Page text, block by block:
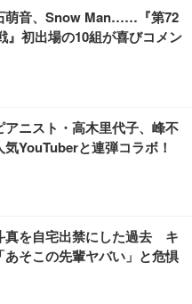
萌音、Snow Man……『第72
』初出場の10組が喜びコメン
アニスト・高木里代子、峰不
YouTuberと連弾コラボ！
真を自宅出禁にした過去 キ
あそこの先輩ヤバい」と危惧